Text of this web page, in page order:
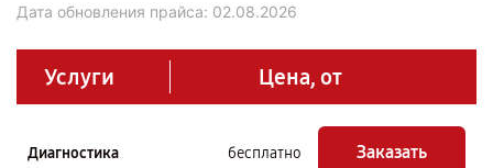
Дата обновления прайса: 02.08.2026
Услуги Цена, от
Диагностика бесплатно Заказать